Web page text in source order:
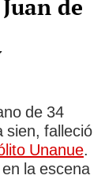
de
de 34
sien, falleció
Unanue.
la escena